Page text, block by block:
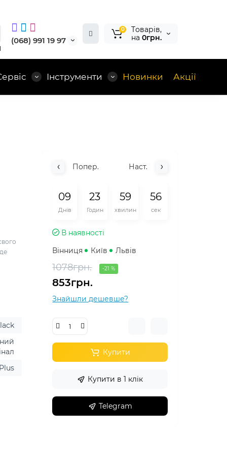
(068) 991 19 97
0
Tоварів,
на 0грн.
Інструменти Новинки Акції
Попер. Наст.
09
Днів
23
Годин
59
хвилин
55
сек
В наявності
Вінниця
Київ Львів
1078грн. -21 %
853грн.
Знайшли дешевше?
Купити
Купити в 1 клік
Telegram